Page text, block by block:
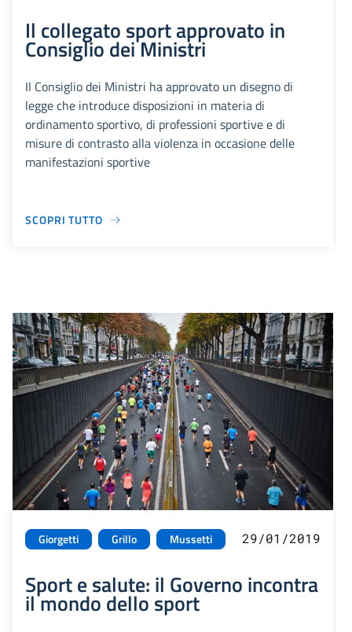
Il collegato sport approvato in
Consiglio dei Ministri
Il Consiglio dei Ministri ha approvato un disegno di
legge che introduce disposizioni in materia di
ordinamento sportivo, di professioni sportive e di
misure di contrasto alla violenza in occasione delle
manifestazioni sportive
SCOPRI TUTTO
Giorgetti Grillo Mussetti 29/01/2019
Sport e salute: il Governo incontra
il mondo dello sport